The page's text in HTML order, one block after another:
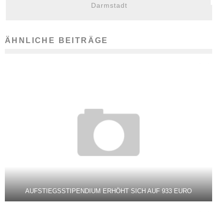
Darmstadt
ÄHNLICHE BEITRÄGE
AUFSTIEGSSTIPENDIUM ERHÖHT SICH AUF 933 EURO